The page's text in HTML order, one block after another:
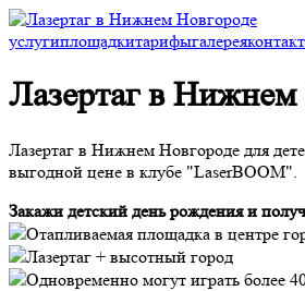
услугиплощадкитарифыгалерея
Лазертагв Нижнем
Лазертаг в Нижнем Новгороде для
выгодной цене в клубе "LaserBOOM".
Закажи детский день рождения и
Отапливаемая площадка в центре
Лазертаг + высотный город
Одновременно могут играть более